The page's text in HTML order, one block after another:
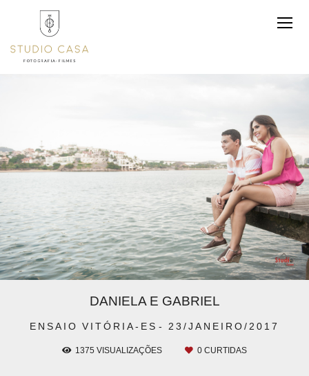
ENSAIO VITÓRIA-ES 23/JANEIRO/2017
DANIELA E GABRIEL
1375 VISUALIZAÇÕES 0 CURTIDAS